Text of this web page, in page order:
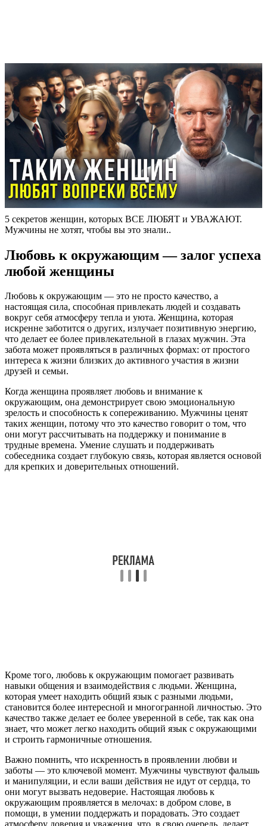
5 секретов женщин, которых ВСЕ ЛЮБЯТ и УВАЖАЮТ.
Мужчины не хотят, чтобы вы это знали..
Любовь к окружающим — залог успеха
любой женщины
Любовь к окружающим — это не просто качество, а
настоящая сила, способная привлекать людей и создавать
вокруг себя атмосферу тепла и уюта. Женщина, которая
искренне заботится о других, излучает позитивную энергию,
что делает ее более привлекательной в глазах мужчин. Эта
забота может проявляться в различных формах: от простого
интереса к жизни близких до активного участия в жизни
друзей и семьи.
Когда женщина проявляет любовь и внимание к
окружающим, она демонстрирует свою эмоциональную
зрелость и способность к сопереживанию. Мужчины ценят
таких женщин, потому что это качество говорит о том, что
они могут рассчитывать на поддержку и понимание в
трудные времена. Умение слушать и поддерживать
собеседника создает глубокую связь, которая является основой
для крепких и доверительных отношений.
Кроме того, любовь к окружающим помогает развивать
навыки общения и взаимодействия с людьми. Женщина,
которая умеет находить общий язык с разными людьми,
становится более интересной и многогранной личностью. Это
качество также делает ее более уверенной в себе, так как она
знает, что может легко находить общий язык с окружающими
и строить гармоничные отношения.
Важно помнить, что искренность в проявлении любви и
заботы — это ключевой момент. Мужчины чувствуют фальшь
и манипуляции, и если ваши действия не идут от сердца, то
они могут вызвать недоверие. Настоящая любовь к
окружающим проявляется в мелочах: в добром слове, в
помощи, в умении поддержать и порадовать. Это создает